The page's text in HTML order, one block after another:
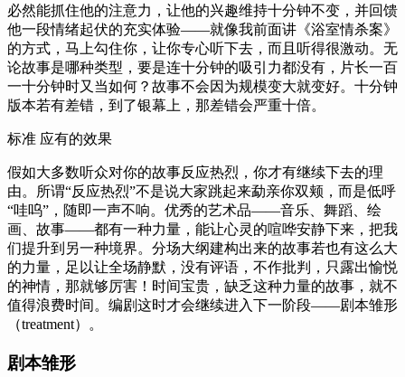
必然能抓住他的注意力，让他的兴趣维持十分钟不变，并回馈
他一段情绪起伏的充实体验——就像我前面讲《浴室情杀案》
的方式，马上勾住你，让你专心听下去，而且听得很激动。无
论故事是哪种类型，要是连十分钟的吸引力都没有，片长一百
一十分钟时又当如何？故事不会因为规模变大就变好。十分钟
版本若有差错，到了银幕上，那差错会严重十倍。
标准 应有的效果
假如大多数听众对你的故事反应热烈，你才有继续下去的理
由。所谓“反应热烈”不是说大家跳起来勐亲你双颊，而是低呼
“哇呜”，随即一声不响。优秀的艺术品——音乐、舞蹈、绘
画、故事——都有一种力量，能让心灵的喧哗安静下来，把我
们提升到另一种境界。分场大纲建构出来的故事若也有这么大
的力量，足以让全场静默，没有评语，不作批判，只露出愉悦
的神情，那就够厉害！时间宝贵，缺乏这种力量的故事，就不
值得浪费时间。编剧这时才会继续进入下一阶段——剧本雏形
（treatment）。
剧本雏形